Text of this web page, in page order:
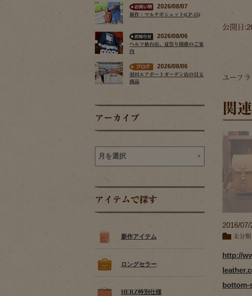
2026/08/07
新作：マルチポシェット(CP-15)
2026/08/06
ヘルツ仙台店、夏祭り開催のご案
内
2026/08/06
羽田エアポートガーデン店の目玉
商品
アーカイブ
アイテムで探す
新作アイテム
ロングセラー
HERZ特別仕様
公開日
ユーフ
関
2016/07/
未分類
http://
bottom-